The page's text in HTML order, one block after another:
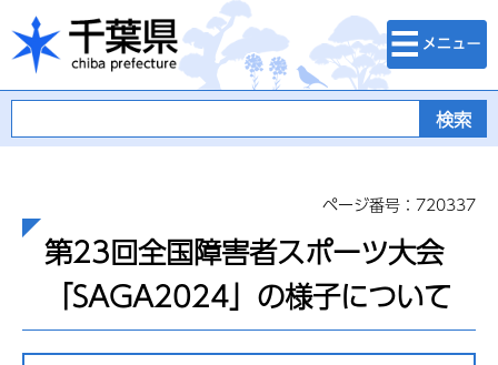
千葉県
検索・メニュ
ー
ページ番号：720337
第23回全国障害者スポーツ大会
「SAGA2024」の様子について